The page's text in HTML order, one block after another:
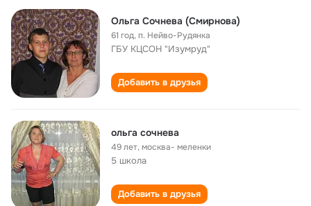
Ольга Сочнева (Смирнова)
61 год,п. Нейво-Рудянка
ГБУ КЦСОН "Изумруд"
Добавить в друзья
ольга сочнева
49 лет,москва- меленки
5 школа
Добавить в друзья